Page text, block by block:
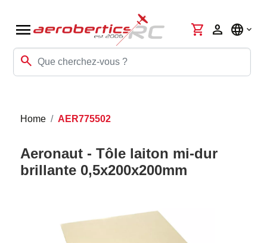
menu
search
shopping_cart person language
Home AER775502
Aeronaut - Tôle laiton mi-dur
brillante 0,5x200x200mm